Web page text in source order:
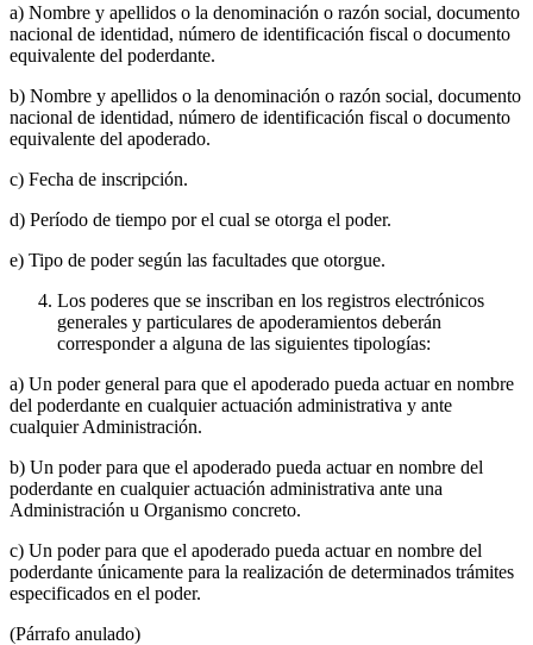
a) Nombre y apellidos o la denominación o razón social, documento
nacional de identidad, número de identificación fiscal o documento
equivalente del poderdante.
b) Nombre y apellidos o la denominación o razón social, documento
nacional de identidad, número de identificación fiscal o documento
equivalente del apoderado.
c) Fecha de inscripción.
d) Período de tiempo por el cual se otorga el poder.
e) Tipo de poder según las facultades que otorgue.
Los poderes que se inscriban en los registros electrónicos
generales y particulares de apoderamientos deberán
corresponder a alguna de las siguientes tipologías:
a) Un poder general para que el apoderado pueda actuar en nombre
del poderdante en cualquier actuación administrativa y ante
cualquier Administración.
b) Un poder para que el apoderado pueda actuar en nombre del
poderdante en cualquier actuación administrativa ante una
Administración u Organismo concreto.
c) Un poder para que el apoderado pueda actuar en nombre del
poderdante únicamente para la realización de determinados trámites
especificados en el poder.
(Párrafo anulado)